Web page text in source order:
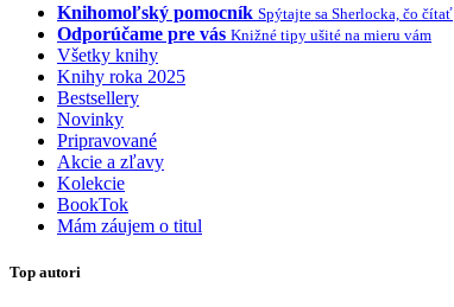
Knihomoľský pomocník Spýtajte sa Sherlocka, čo čítať
Odporúčame pre vás Knižné tipy ušité na mieru vám
Všetky knihy
Knihy roka 2025
Bestsellery
Novinky
Pripravované
Akcie a zľavy
Kolekcie
BookTok
Mám záujem o titul
Top autori